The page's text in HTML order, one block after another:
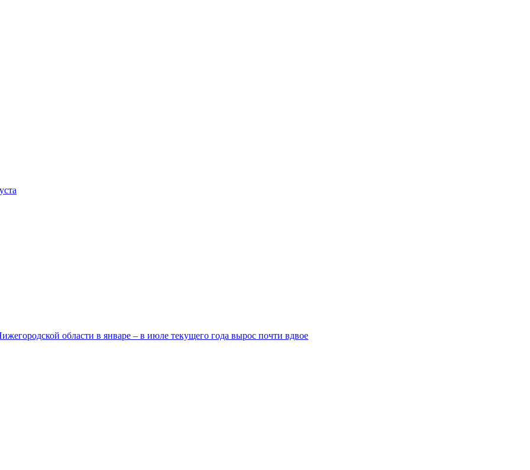
области в январе – в июле текущего года вырос почти вдвое